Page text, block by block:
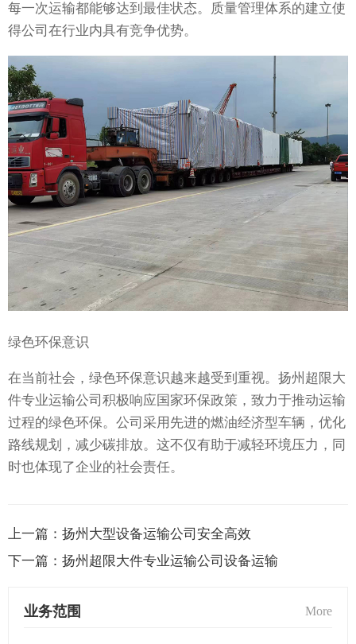
每一次运输都能够达到最佳状态。质量管理体系的建立使
得公司在行业内具有竞争优势。
绿色环保意识
在当前社会，绿色环保意识越来越受到重视。扬州超限大
件专业运输公司积极响应国家环保政策，致力于推动运输
过程的绿色环保。公司采用先进的燃油经济型车辆，优化
路线规划，减少碳排放。这不仅有助于减轻环境压力，同
时也体现了企业的社会责任。
上一篇： 扬州大型设备运输公司安全高效
下一篇： 扬州超限大件专业运输公司设备运输
业务范围 More